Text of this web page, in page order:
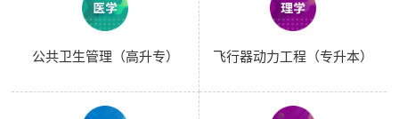
公共卫生管理（高升专） 飞行器动力工程（专升本）